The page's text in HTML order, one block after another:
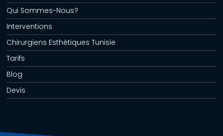
Qui Sommes-Nous?
Interventions
Chirurgiens Esthétiques Tunisie
Tarifs
Blog
Devis